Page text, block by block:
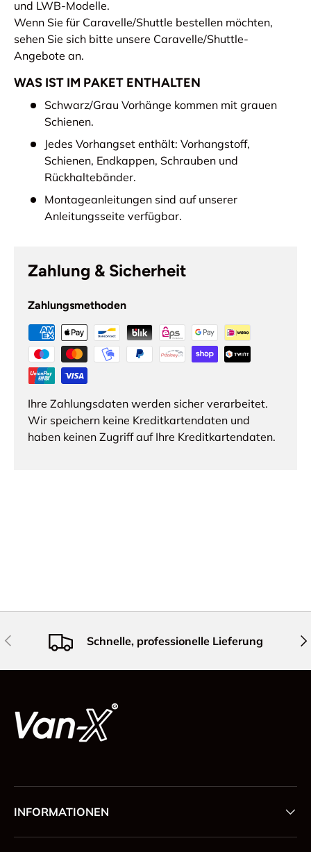
und LWB-Modelle.
Wenn Sie für Caravelle/Shuttle bestellen möchten,
sehen Sie sich bitte unsere Caravelle/Shuttle-
Angebote an.
WAS IST IM PAKET ENTHALTEN
Schwarz/Grau Vorhänge kommen mit grauen
Schienen.
Jedes Vorhangset enthält: Vorhangstoff,
Schienen, Endkappen, Schrauben und
Rückhaltebänder.
Montageanleitungen sind auf unserer
Anleitungsseite verfügbar.
Zahlung & Sicherheit
Zahlungsmethoden
Ihre Zahlungsdaten werden sicher verarbeitet.
Wir speichern keine Kreditkartendaten und
haben keinen Zugriff auf Ihre Kreditkartendaten.
Vorherige Schnelle, professionelle Lieferung
INFORMATIONEN